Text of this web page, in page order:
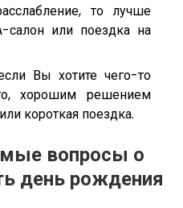
то лучше
салон или поездка на
Вы хотите чего-то
хорошим решением
короткая поездка.
вопросы о
день рождения